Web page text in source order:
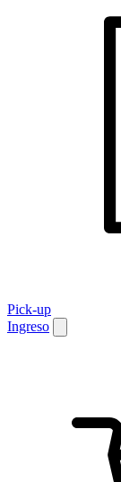
Pick-up
Ingreso